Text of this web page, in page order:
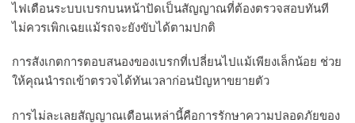
ไฟเตือนระบบเบรกบนหน้าปัดเป็นสัญญาณที่ต้องตรวจสอบทันที
ไม่ควรเพิกเฉยแม้รถจะยังขับได้ตามปกติ
การสังเกตการตอบสนองของเบรกที่เปลี่ยนไปแม้เพียงเล็กน้อย ช่วย
ให้คุณนำรถเข้าตรวจได้ทันเวลาก่อนปัญหาขยายตัว
การไม่ละเลยสัญญาณเตือนเหล่านี้คือการรักษาความปลอดภัยของ